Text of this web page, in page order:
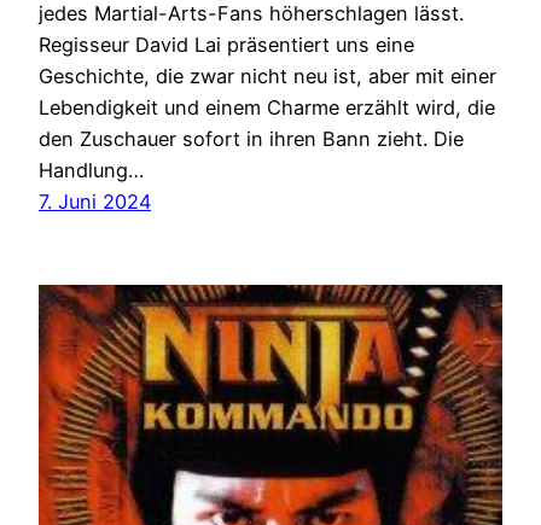
jedes Martial-Arts-Fans höherschlagen lässt.
Regisseur David Lai präsentiert uns eine
Geschichte, die zwar nicht neu ist, aber mit einer
Lebendigkeit und einem Charme erzählt wird, die
den Zuschauer sofort in ihren Bann zieht. Die
Handlung…
7. Juni 2024